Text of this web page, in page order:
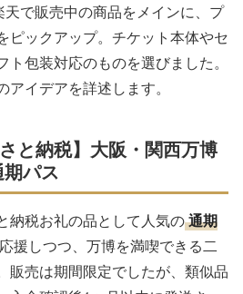
で販売中の商品をメインに、プ
ピックアップ。チケット本体やセ
包装対応のものを選びました。
イデアを詳述します。
と納税】大阪・関西万博
パス
納税お礼の品として人気の通期
援しつつ、万博を満喫できる二
販売は期間限定でしたが、類似品